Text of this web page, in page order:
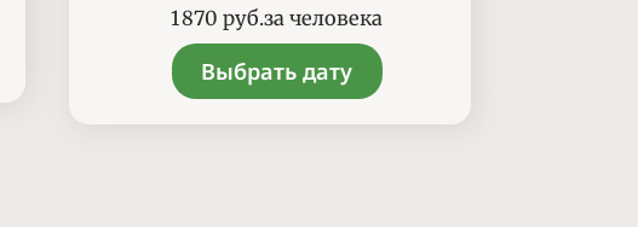
Цены
1 870 руб.за человека
Выбрать дату